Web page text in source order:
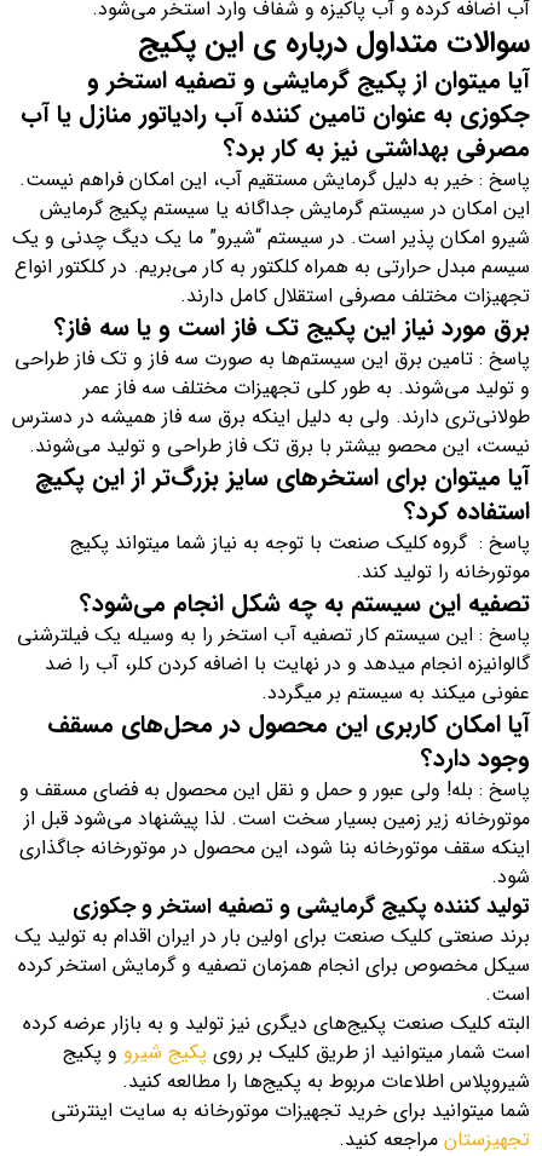
آب اضافه کرده و آب پاکیزه و شفاف وارد استخر می‌شود.
سوالات متداول درباره ی این پکیج
آیا میتوان از پکیج گرمایشی و تصفیه استخر و
جکوزی به عنوان تامین کننده آب رادیاتور منازل یا آب
مصرفی بهداشتی نیز به کار برد؟
پاسخ : خیر به دلیل گرمایش مستقیم آب، این امکان فراهم نیست.
این امکان در سیستم گرمایش جداگانه یا سیستم پکیج گرمایش
شیرو امکان پذیر است. در سیستم “شیرو” ما یک دیگ چدنی و یک
سیسم مبدل حرارتی به همراه کلکتور به کار می‌بریم. در کلکتور انواع
تجهیزات مختلف مصرفی استقلال کامل دارند.
برق مورد نیاز این پکیج تک فاز است و یا سه فاز؟
پاسخ : تامین برق این سیستم‌ها به صورت سه فاز و تک فاز طراحی
و تولید می‌شوند. به طور کلی تجهیزات مختلف سه فاز عمر
طولانی‌تری دارند. ولی به دلیل اینکه برق سه فاز همیشه در دسترس
نیست، این محصو بیشتر با برق تک فاز طراحی و تولید می‌شوند.
آیا میتوان برای استخرهای سایز بزرگ‌تر از این پکیچ
استفاده کرد؟
پاسخ : گروه کلیک صنعت با توجه به نیاز شما میتواند پکیج
موتورخانه را تولید کند.
تصفیه این سیستم به چه شکل انجام می‌شود؟
پاسخ : این سیستم کار تصفیه آب استخر را به وسیله یک فیلترشنی
گالوانیزه انجام میدهد و در نهایت با اضافه کردن کلر، آب را ضد
عفونی میکند به سیستم بر میگردد.
آیا امکان کاربری این محصول در محل‌های مسقف
وجود دارد؟
پاسخ : بله! ولی عبور و حمل و نقل این محصول به فضای مسقف و
موتورخانه زیر زمین بسیار سخت است. لذا پیشنهاد می‌شود قبل از
اینکه سقف موتورخانه بنا شود، این محصول در موتورخانه جاگذاری
شود.
تولید کننده پکیج گرمایشی و تصفیه استخر و جکوزی
برند صنعتی کلیک صنعت برای اولین بار در ایران اقدام به تولید یک
سیکل مخصوص برای انجام همزمان تصفیه و گرمایش استخر کرده
است.
البته کلیک صنعت پکیج‌های دیگری نیز تولید و به بازار عرضه کرده
است شمار میتوانید از طریق کلیک بر روی پکیج شیرو و پکیج
شیروپلاس اطلاعات مربوط به پکیج‌ها را مطالعه کنید.
شما میتوانید برای خرید تجهیزات موتورخانه به سایت اینترنتی
تجهیزستان مراجعه کنید.